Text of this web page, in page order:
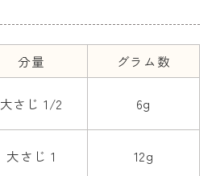
分量
グラム数
大さじ 1/2 6g
大さじ 1 12g